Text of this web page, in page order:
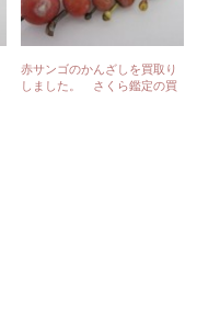
赤サンゴのかんざしを買取り
しました。 さくら鑑定の買